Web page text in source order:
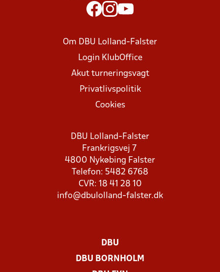
Om DBU Lolland-Falster
Login KlubOffice
Akut turneringsvagt
Privatlivspolitik
Cookies
DBU Lolland-Falster
Frankrigsvej 7
4800 Nykøbing Falster
Telefon: 5482 6768
CVR: 18 41 28 10
info@dbulolland-falster.dk
DBU
DBU BORNHOLM